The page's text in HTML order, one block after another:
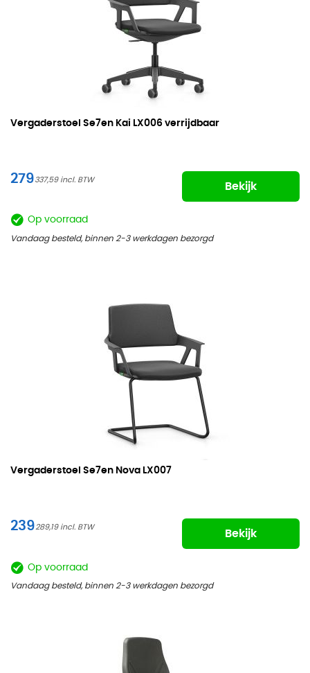
Vergaderstoel Se7en Kai LX006 verrijdbaar
279337,59
Bekijk
Op voorraad
Vandaag besteld, binnen 2-3 werkdagen bezorgd
Vergaderstoel Se7en Nova LX007
239289,19
Bekijk
Op voorraad
Vandaag besteld, binnen 2-3 werkdagen bezorgd